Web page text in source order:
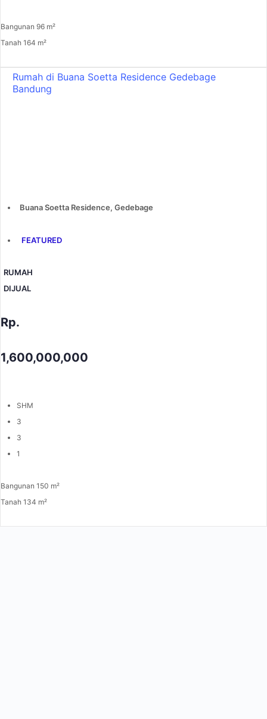
Bangunan 96 m²
Tanah 164 m²
Rumah di Buana Soetta Residence Gedebage
Bandung
Buana Soetta Residence, Gedebage
FEATURED
RUMAH
DIJUAL
Rp.
1,600,000,000
SHM
3
3
1
Bangunan 150 m²
Tanah 134 m²